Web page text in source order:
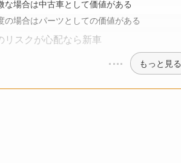
な場合は中古車として価値がある
の場合はパーツとしての価値がある
リスクが心配なら新車
もっと見る